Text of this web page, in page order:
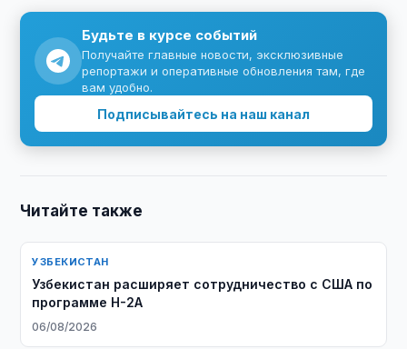
Будьте в курсе событий
Получайте главные новости, эксклюзивные
репортажи и оперативные обновления там, где
вам удобно.
Подписывайтесь на наш канал
Читайте также
УЗБЕКИСТАН
Узбекистан расширяет сотрудничество с США по
программе H-2A
06/08/2026